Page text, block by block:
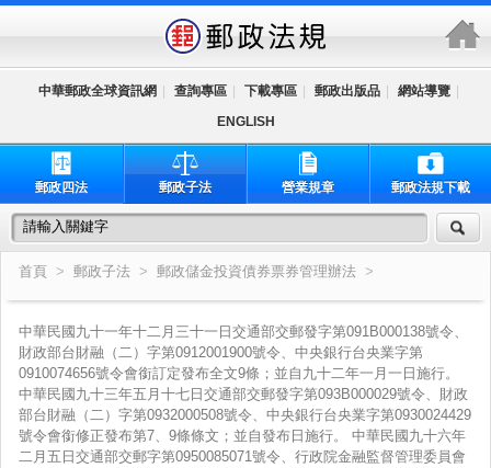
中華郵政全球資訊網 查詢專區 下載專區 郵政出版品 網站導覽
ENGLISH
郵政四法 郵政子法 營業規章 郵政法規下載
首頁 > 郵政子法 > 郵政儲金投資債券票券管理辦法 >
中華民國九十一年十二月三十一日交通部交郵發字第091B000138號令、
財政部台財融（二）字第0912001900號令、中央銀行台央業字第
0910074656號令會銜訂定發布全文9條；並自九十二年一月一日施行。
中華民國九十三年五月十七日交通部交郵發字第093B000029號令、財政
部台財融（二）字第0932000508號令、中央銀行台央業字第0930024429
號令會銜修正發布第7、9條條文；並自發布日施行。 中華民國九十六年
二月五日交通部交郵字第0950085071號令、行政院金融監督管理委員會